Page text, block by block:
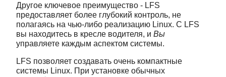
Другое ключевое преимущество - LFS
предоставляет более глубокий контроль, не
полагаясь на чью-либо реализацию Linux. С LFS
вы находитесь в кресле водителя, и Вы
управляете каждым аспектом системы.
LFS позволяет создавать очень компактные
системы Linux. При установке обычных